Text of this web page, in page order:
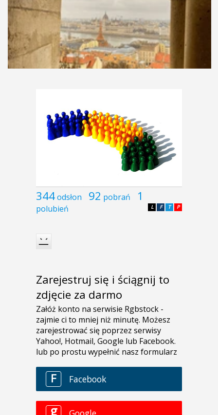
344odsłon 92 pobrań 1
polubień P
T
F
L
Zarejestruj się i ściągnij to
zdjęcie za darmo